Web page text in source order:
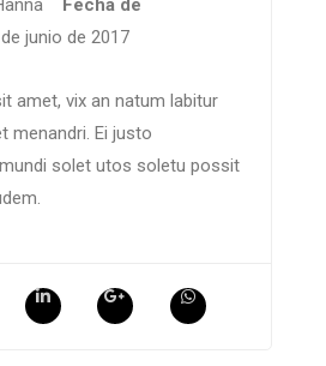
Fecha de
junio de 2017
amet, vix an natum labitur
menandri. Ei justo
solet utos soletu possit